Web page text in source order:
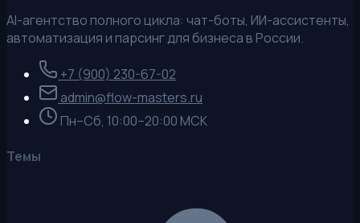
AI-агентство полного цикла: чат-боты, ИИ-ассистенты,
автоматизация и парсинг для бизнеса в России.
+7 (900) 230-67-02
admin@flow-masters.ru
Пн–Сб, 10:00–20:00 МСК
Темы